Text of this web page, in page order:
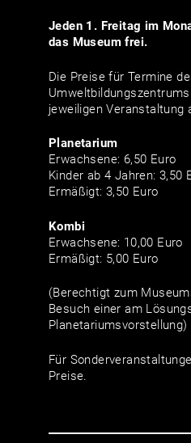
Jeden 1. Freitag im
das Museum frei.
Die Preise für Termine
jeweiligen Veranstaltung
Planetarium
Erwachsene: 6,50 Euro
Kinder ab 4 Jahren: 3,50
Ermäßigt: 3,50 Euro
Kombi
Erwachsene: 10,00 Euro
Ermäßigt: 5,00 Euro
(Berechtigt zum
Besuch einer am
Planetariumsvorstellung)
Für
Preise.